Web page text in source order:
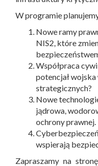
W programie
Nowe ramy
NIS2, które
Współpraca
potencjał
strategicznych?
Nowe
jądrowa,
ochrony prawnej.
wspierają
Zapraszamy na